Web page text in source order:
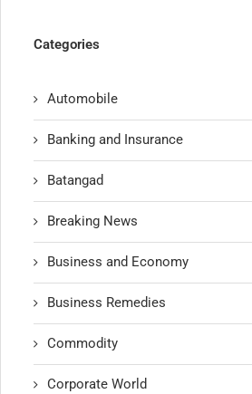
Categories
Automobile
Banking and Insurance
Batangad
Breaking News
Business and Economy
Business Remedies
Commodity
Corporate World